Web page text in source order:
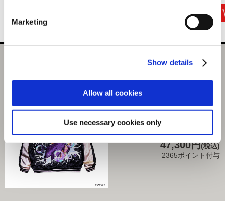
Marketing
Show details
Allow all cookies
Use necessary cookies only
MONSTER HUNTER タマミツネ 総刺繍 リバーシブル スカ
選択中の商品
XL / タマミツネ
商品を選びなおす
47,300円(税込)
2365ポイント付与